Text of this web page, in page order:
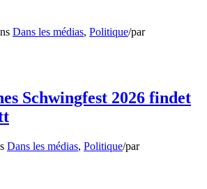
Dans les médias, Politique/par
Schwingfest 2026 findet
Dans les médias, Politique/par